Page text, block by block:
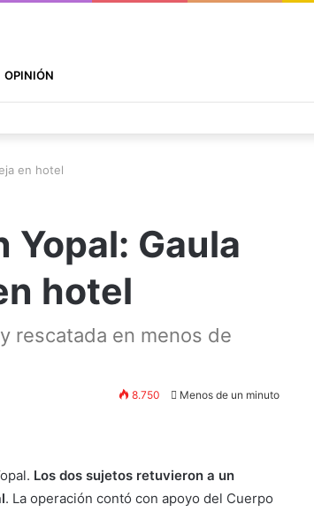
OPINIÓN
en hotel
Gaula
hotel
rescatada en menos de
8.750 Menos de un minuto
Los dos sujetos retuvieron a un
. La operación contó con apoyo del Cuerpo